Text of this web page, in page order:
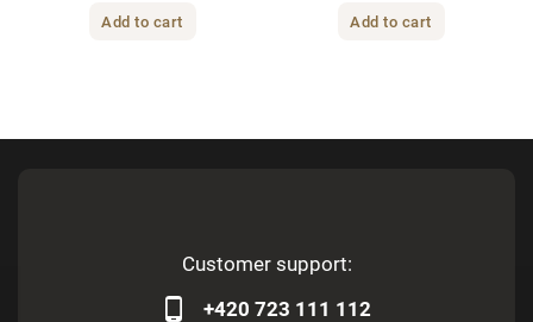
Add to cart Add to cart
Customer support:
+420 723 111 112